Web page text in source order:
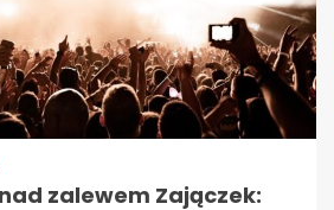
zalewem Zajączek: